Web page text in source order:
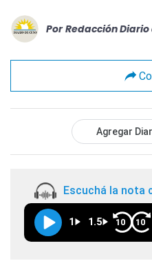
Por Redacción Diario
Agregar
Escuchá la nota
1 1.5 10 10